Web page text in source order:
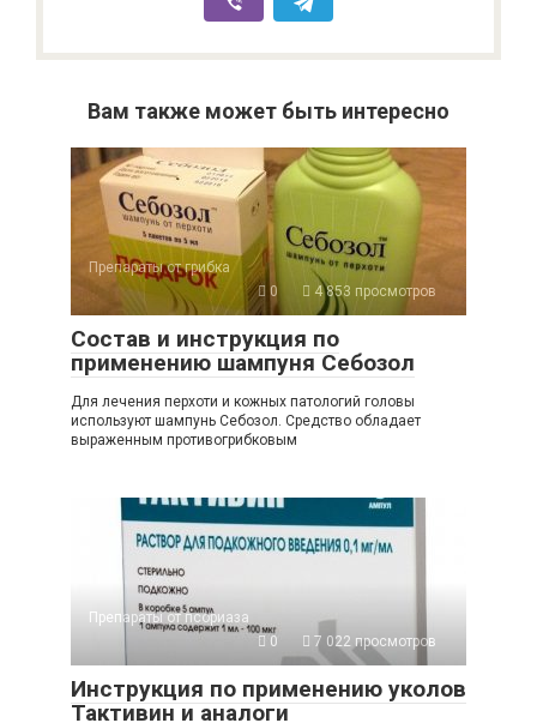
Вам также может быть интересно
Препараты от грибка
0
4 853 просмотров
Состав и инструкция по
применению шампуня Себозол
Для лечения перхоти и кожных патологий головы
используют шампунь Себозол. Средство обладает
выраженным противогрибковым
Препараты от псориаза
0
7 022 просмотров
Инструкция по применению уколов
Тактивин и аналоги